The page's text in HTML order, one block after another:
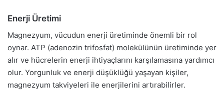
Enerji Üretimi
Magnezyum, vücudun enerji üretiminde önemli bir rol
oynar. ATP (adenozin trifosfat) molekülünün üretiminde yer
alır ve hücrelerin enerji ihtiyaçlarını karşılamasına yardımcı
olur. Yorgunluk ve enerji düşüklüğü yaşayan kişiler,
magnezyum takviyeleri ile enerjilerini artırabilirler.